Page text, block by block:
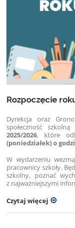
Rozpoczęcie
Dyrekcja oraz
społeczność
2025/2026, które
(poniedziałek) o
W wydarzeniu
pracownicy szkoły.
szkolny, poznać
z najważniejszymi
Czytaj więcej